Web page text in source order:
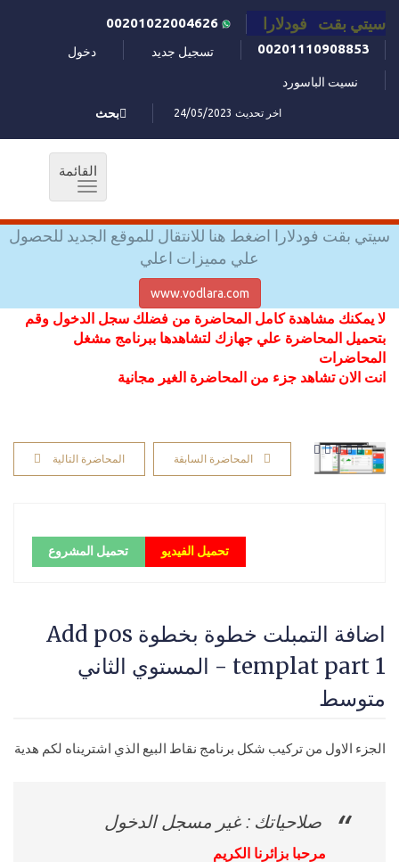
سيتي بقت فودلارا
00201110908853
تسجيل جديد دخول
نسيت الباسورد
اخر تحديث 24/05/2023 بحث
القائمة
Toggle
سيتي بقت فودلارا اضغط هنا للانتقال للموقع الجديد للحصول
علي مميزات اعلي
www.vodlara.com
لا يمكنك مشاهدة كامل المحاضرة من فضلك سجل الدخول وقم
بتحميل المحاضرة علي جهازك لتشاهدها ببرنامج مشغل
المحاضرات
انت الان تشاهد جزء من المحاضرة الغير مجانية
المحاضرة السابقة المحاضرة التالية
تحميل المشروع تحميل الفيديو
اضافة التمبلت خطوة بخطوة Add pos
templat part 1 - المستوي الثاني
متوسط
الجزء الاول من تركيب شكل برنامج نقاط البيع الذي اشتريناه لكم هدية
صلاحياتك : غير مسجل الدخول
مرحبا بزائرنا الكريم